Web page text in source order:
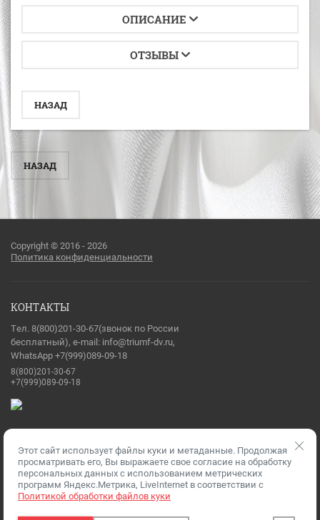
ОПИСАНИЕ
ОТЗЫВЫ
НАЗАД
НАЗАД
Copyright © 2016 - 2026
Политика конфиденциальности
КОНТАКТЫ
Тел. 8(800)201-30-67(звонок по России
бесплатный), e-mail: info@triumf-dv.ru,
WhatsApp +7(999)089-09-18
8(800)201-30-67
+7(999)089-09-18
Разработка сайтов— Мегагрупп.ру
Этот сайт использует файлы куки и метаданные. Продолжая
просматривать его, Вы выражаете свое согласие на обработку
персональных данных с использованием метрических
программ Яндекс.Метрика, LiveInternet в соответствии с
Политикой обработки файлов куки